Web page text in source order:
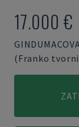
17.000 €
(Franko